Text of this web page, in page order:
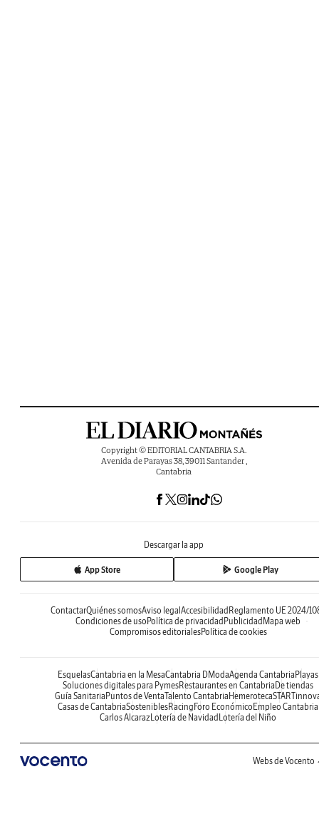
Copyright © EDITORIAL CANTABRIA S.A.
Avenida de Parayas 38, 39011 Santander ,
Cantabria
Descargar la app
App Store Google Play
ContactarQuiénes somosAviso legal Accesibilidad Reglamento UE 2024/
Condiciones de uso Política de privacidad Publicidad Mapa web
Compromisos editorialesPolítica de cookies
EsquelasCantabria en la MesaCantabria DModaAgenda Cantabria Playas
Soluciones digitales para PymesRestaurantes en Cantabria De tiendas
Guía Sanitaria Puntos de VentaTalento Cantabria Hemeroteca
Casas de CantabriaSosteniblesRacing Foro Económico Empleo Cantabria
Carlos AlcarazLotería de Navidad Lotería del Niño
Webs de Vocento